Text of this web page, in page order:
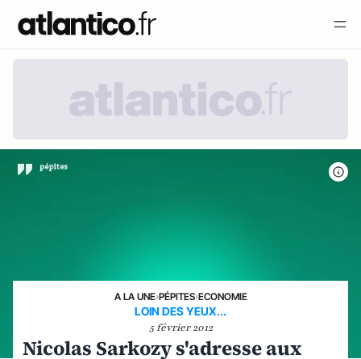
A LA UNE›PÉPITES›ECONOMIE
LOIN DES YEUX...
5 février 2012
Nicolas Sarkozy s'adresse aux